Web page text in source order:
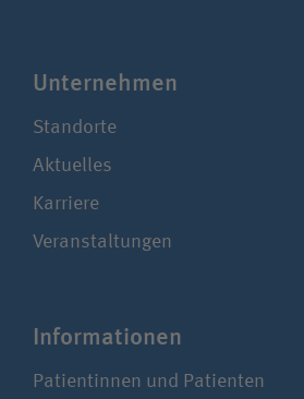
Unter­nehmen
Standorte
Aktuelles
Karriere
Veranstaltungen
Infor­ma­tionen
Patientinnen und Patienten